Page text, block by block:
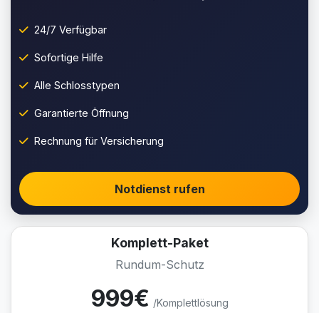
24/7 Verfügbar
Sofortige Hilfe
Alle Schlosstypen
Garantierte Öffnung
Rechnung für Versicherung
Notdienst rufen
Komplett-Paket
Rundum-Schutz
999€ /Komplettlösung